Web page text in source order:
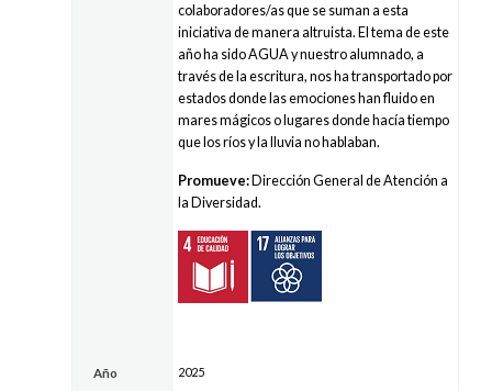
colaboradores/as que se suman a esta
iniciativa de manera altruista. El tema de este
año ha sido AGUA y nuestro alumnado, a
través de la escritura, nos ha transportado por
estados donde las emociones han fluido en
mares mágicos o lugares donde hacía tiempo
que los ríos y la lluvia no hablaban.
Promueve:Dirección General de Atención a
la Diversidad.
Año 2025